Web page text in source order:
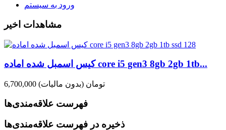
ورود به سیستم
مشاهدات اخیر
کیس اسمبل شده اماده core i5 gen3 8gb 2gb 1tb...
6,700,000 تومان (بدون مالیات)
فهرست علاقه‌مندی‌ها
ذخیره در فهرست علاقه‌مندی‌ها